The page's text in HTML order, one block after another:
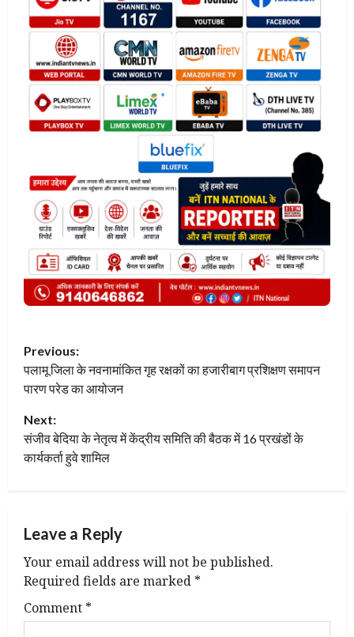
P
o
s
t
v
i
g
Previous:
पलामू जिला के नवनामांकित गृह रक्षकों का हजारीबाग प्रशिक्षण समापन
पारण परेड का आयोजन
Next:
संजीव बेदिया के नेतृत्व में केंद्रीय समिति की बैठक में 16 प्रखंडों के
कार्यकर्ता हुवे शामिल
Leave a Reply
Your email address will not be published.
Required fields are marked *
Comment *